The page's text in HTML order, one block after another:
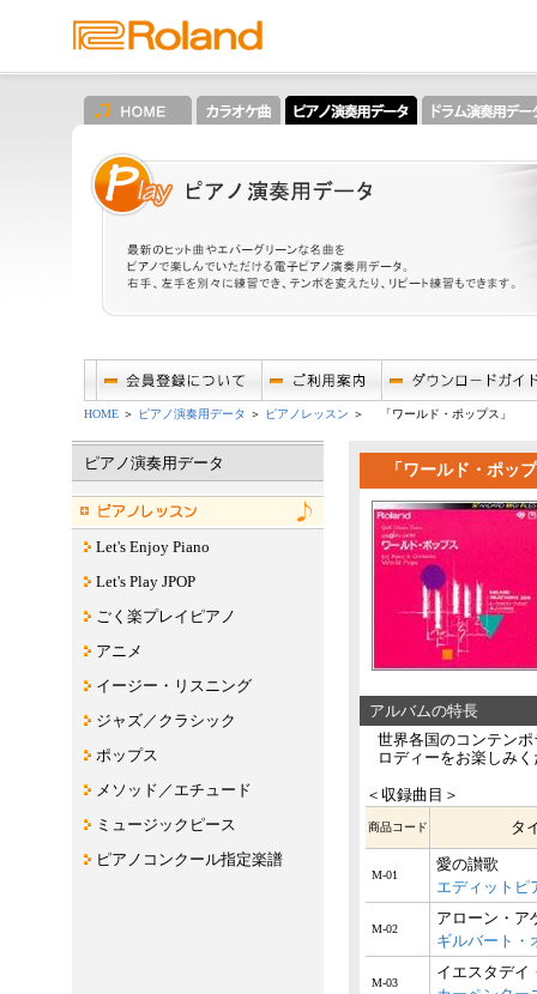
HOME ＞ ピアノ演奏用データ ＞ ピアノレッスン ＞ 「ワールド・ポップス」
ピアノ演奏用データ
Let's Enjoy Piano
Let's Play JPOP
ごく楽プレイピアノ
アニメ
イージー・リスニング
ジャズ／クラシック
ポップス
メソッド／エチュード
ミュージックピース
ピアノコンクール指定楽譜
「ワールド・ポッ
アルバムの特長
世界各国のコンテン
ロディーをお楽しみ
＜収録曲目＞
商品コード タ
M-01
愛の讃歌
エディットピ
M-02
アローン・ア
ギルバート・
M-03
イエスタデイ